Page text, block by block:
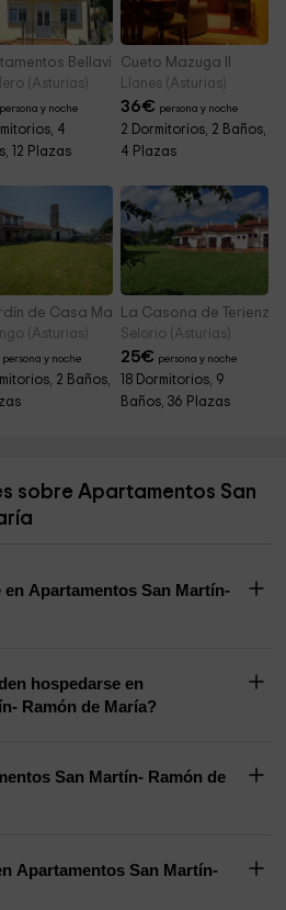
Bellavista
(Asturias)
persona y noche
4
12 Plazas
Cueto Mazuga II
Llanes (Asturias)
36€ persona y noche
2 Dormitorios, 2 Baños,
4 Plazas
de Casa Male
(Asturias)
persona y noche
2 Baños,
La Casona de Terienzu
Selorio (Asturias)
25€ persona y noche
18 Dormitorios, 9
Baños, 36 Plazas
sobre Apartamentos San
Apartamentos San Martín-
hospedarse en
Ramón de María?
San Martín- Ramón de
Apartamentos San Martín-